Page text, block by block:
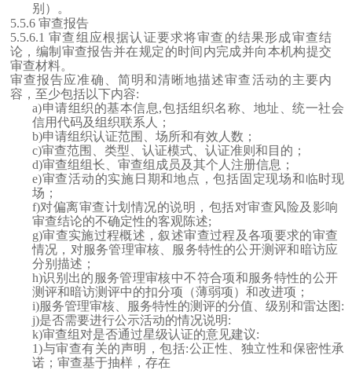
别 ）。
5.5.6 审查报告
5.5.6.1 审查组应根据认证要求将审查的结果形成审查结
论，编制审查报告并在规定的时间内完成并向本机构提交
审查材料。
审查报告应准确、简明和清晰地描述审查活动的主要内
容，至少包括以下内容:
a)申请组织的基本信息,包括组织名称、地址、统一社会
信用代码及组织联系人；
b)申请组织认证范围、场所和有效人数；
c)审查范围、类型、认证模式、认证准则和目的；
d)审查组组长、审查组成员及其个人注册信息；
e)审查活动的实施日期和地点，包括固定现场和临时现
场；
f)对偏离审查计划情况的说明，包括对审查风险及影响
审查结论的不确定性的客观陈述;
g)审查实施过程概述，叙述审查过程及各项要求的审查
情况，对服务管理审核、服务特性的公开测评和暗访应
分别描述；
h)识别出的服务管理审核中不符合项和服务特性的公开
测评和暗访测评中的扣分项（薄弱项）和改进项；
i)服务管理审核、服务特性的测评的分值、级别和雷达图:
j)是否需要进行公示活动的情况说明:
k)审查组对是否通过星级认证的意见建议:
1)与审查有关的声明，包括:公正性、独立性和保密性承
诺；审查基于抽样，存在